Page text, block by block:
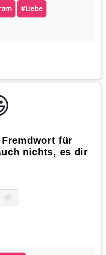
#liebe
Fremdwort für
nichts, es dir